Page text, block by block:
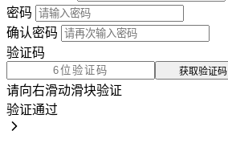
密码
确认密码
验证码
获取验证码
请向右滑动滑块验证
验证通过